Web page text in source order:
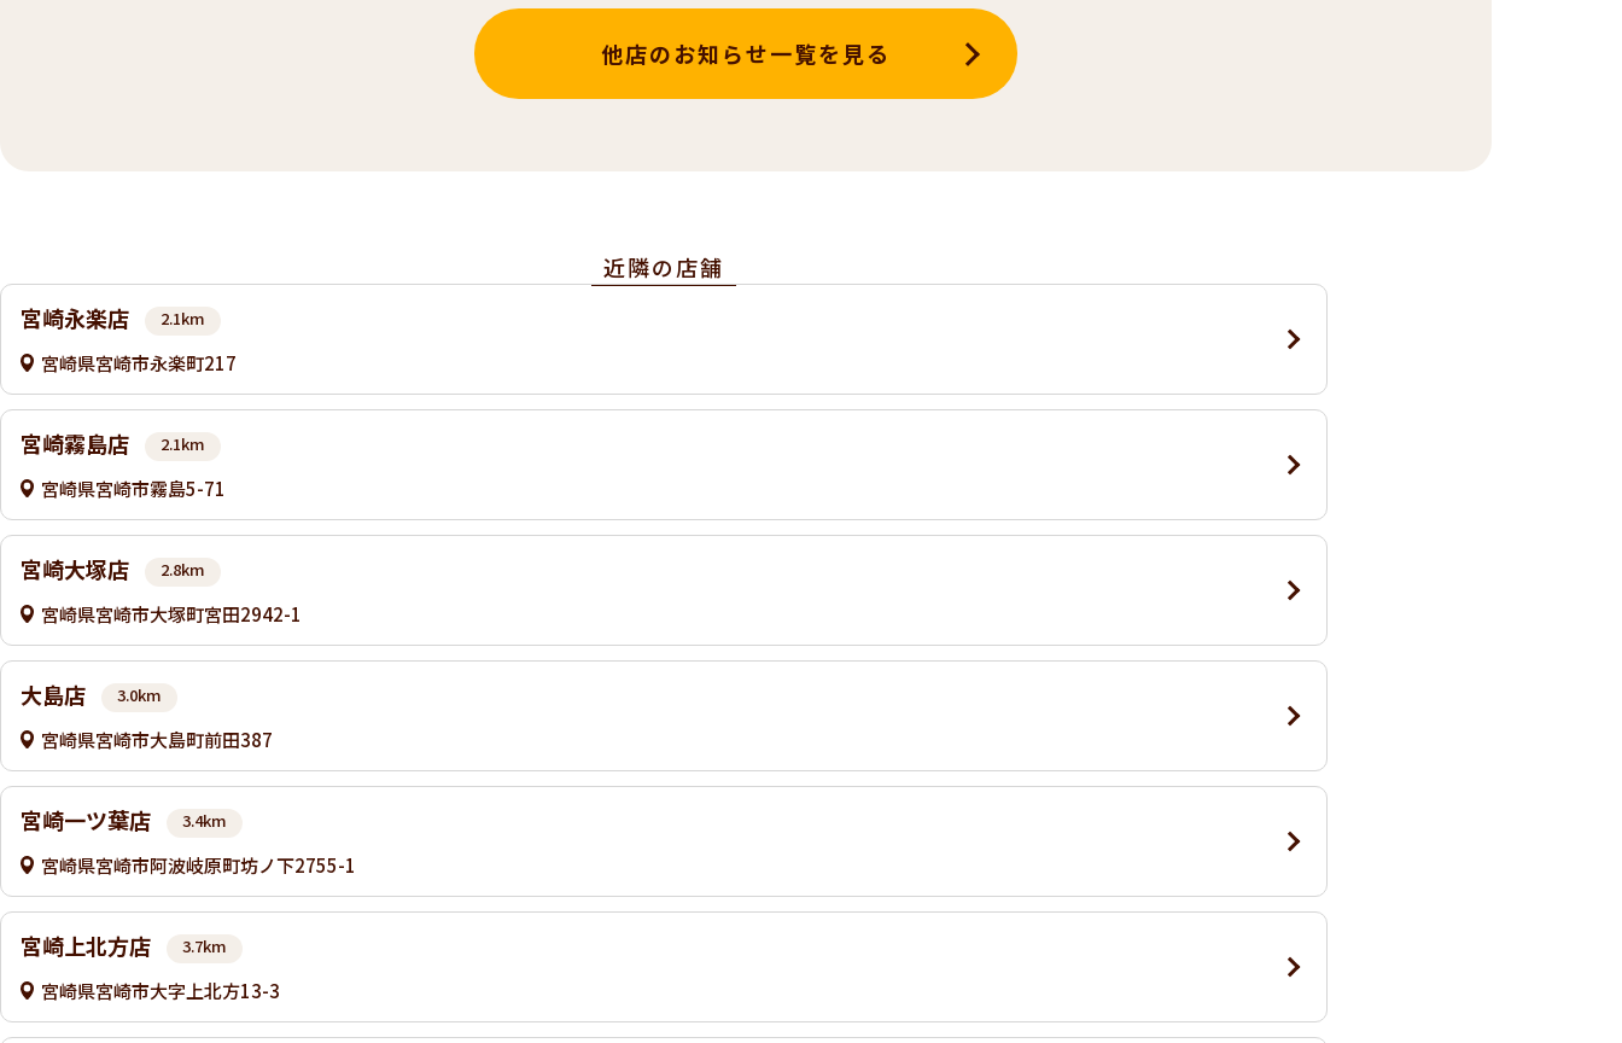
他店のお知らせ一覧を見る
近隣の店舗
宮崎永楽店
2.1km
宮崎県宮崎市永楽町217
宮崎霧島店 2.1km
宮崎県宮崎市霧島5-71
宮崎大塚店 2.8km
宮崎県宮崎市大塚町宮田2942-1
大島店 3.0km
宮崎県宮崎市大島町前田387
宮崎一ツ葉店 3.4km
宮崎県宮崎市阿波岐原町坊ノ下2755-1
宮崎上北方店 3.7km
宮崎県宮崎市大字上北方13-3